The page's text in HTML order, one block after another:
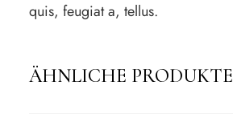
quis, feugiat a, tellus.
ÄHNLICHE PRODUKTE